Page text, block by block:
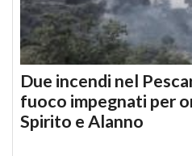
Due incendi nel
fuoco impegnati per
Spirito e Alanno